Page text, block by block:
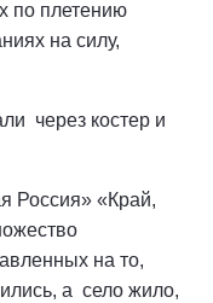
по плетению
на силу,
через костер и
Россия» «Край,
на то,
а село жило,